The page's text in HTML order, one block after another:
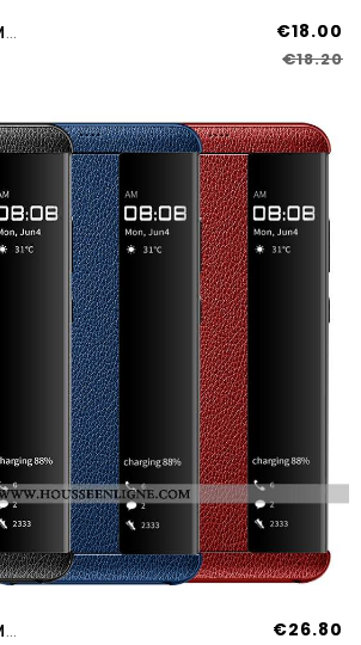
Coque Huawei Mate 10 Tendance Légère Tissage Silicone Téléphone Portable Nouveau Rose €18.00
€18.20
Coque Huawei Mate 10 Personnalité Créatif Noir Téléphone Portable Tendance Business Cuir €26.80